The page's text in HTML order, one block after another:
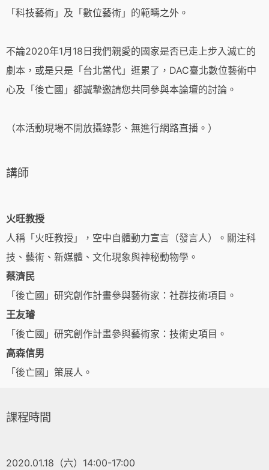
「科技藝術」及「數位藝術」的範疇之外。
不論2020年1月18日我們親愛的國家是否已走上步入滅亡的
劇本，或是只是「台北當代」逛累了，DAC臺北數位藝術中
心及「後亡國」都誠摯邀請您共同參與本論壇的討論。
（本活動現場不開放攝錄影、無進行網路直播。）
講師
火旺教授
人稱「火旺教授」，空中自體動力宣言（發言人）。關注科
技、藝術、新媒體、文化現象與神秘動物學。
蔡濟民
「後亡國」研究創作計畫參與藝術家：社群技術項目。
王友璿
「後亡國」研究創作計畫參與藝術家：技術史項目。
高森信男
「後亡國」策展人。
課程時間
2020.01.18（六）14:00-17:00